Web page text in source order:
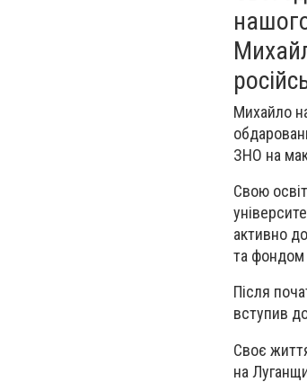
Михайло
ЗНО на
Свою
активно
та фондом
Після
вступив
Своє
на